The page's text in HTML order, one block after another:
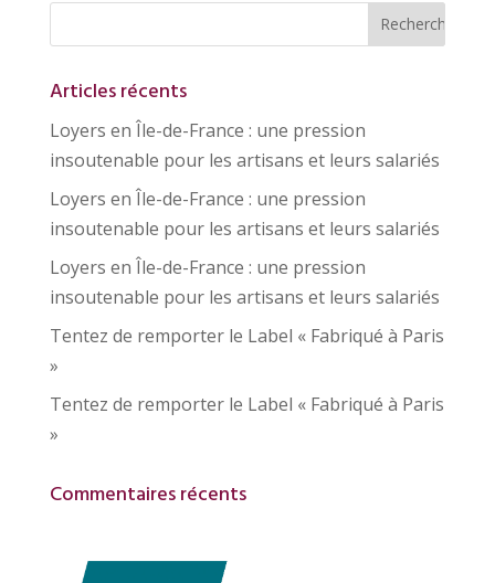
Articles récents
Loyers en Île-de-France : une pression
insoutenable pour les artisans et leurs salariés
Loyers en Île-de-France : une pression
insoutenable pour les artisans et leurs salariés
Loyers en Île-de-France : une pression
insoutenable pour les artisans et leurs salariés
Tentez de remporter le Label « Fabriqué à Paris
»
Tentez de remporter le Label « Fabriqué à Paris
»
Commentaires récents